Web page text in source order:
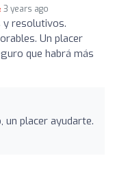
3 years ago
y resolutivos.
Un placer
que habrá más
un placer ayudarte.